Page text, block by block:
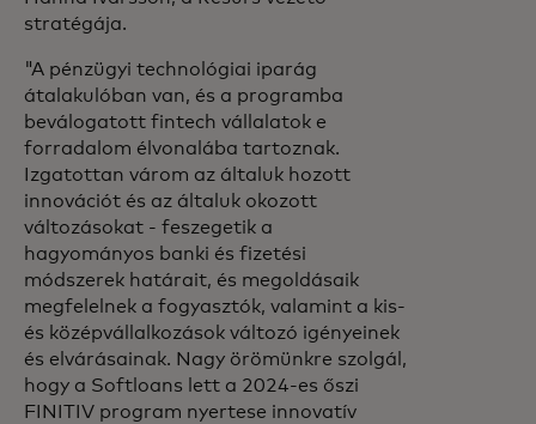
stratégája.
"A pénzügyi technológiai iparág
átalakulóban van, és a programba
beválogatott fintech vállalatok e
forradalom élvonalába tartoznak.
Izgatottan várom az általuk hozott
innovációt és az általuk okozott
változásokat - feszegetik a
hagyományos banki és fizetési
módszerek határait, és megoldásaik
megfelelnek a fogyasztók, valamint a kis-
és középvállalkozások változó igényeinek
és elvárásainak. Nagy örömünkre szolgál,
hogy a Softloans lett a 2024-es őszi
FINITIV program nyertese innovatív